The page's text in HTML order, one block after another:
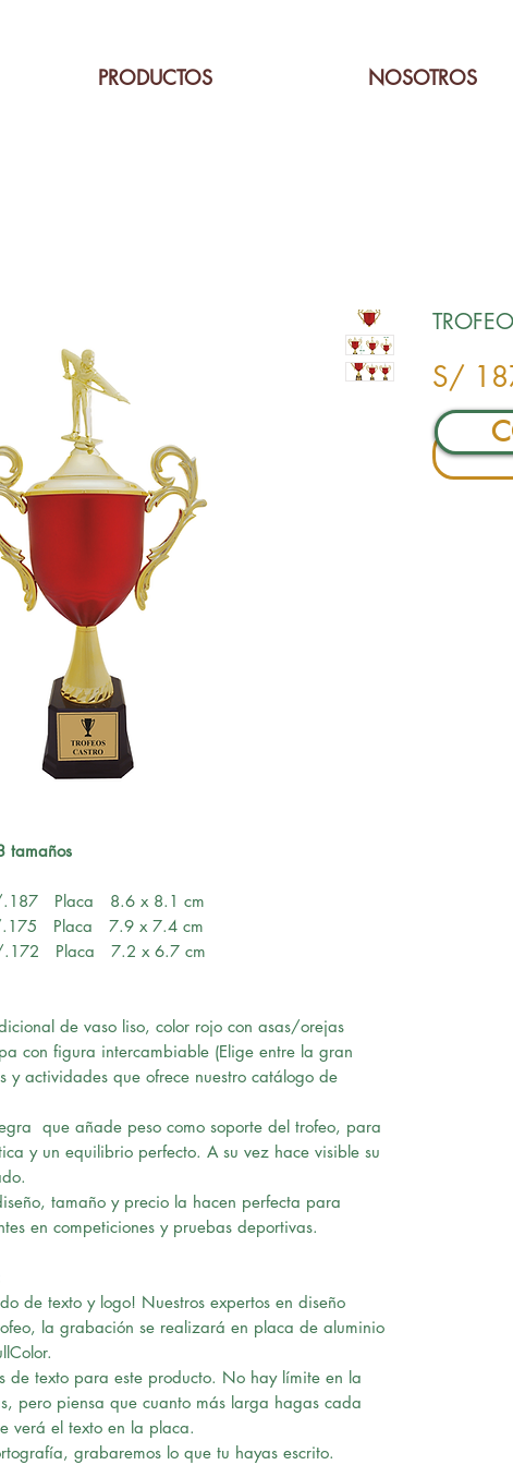
PRODUCTOS NOSOTROS
tamaños
Placa 8.6 x 8.1 cm
Placa 7.9 x 7.4 cm
Placa 7.2 x 6.7 cm
de vaso liso, color rojo con asas/orejas
con figura intercambiable (Elige entre la gran
y actividades que ofrece nuestro catálogo de
que añade peso como soporte del trofeo, para
y un equilibrio perfecto. A su vez hace visible su
tamaño y precio la hacen perfecta para
en competiciones y pruebas deportivas.
de texto y logo! Nuestros expertos en diseño
la grabación se realizará en placa de aluminio
de texto para este producto. No hay límite en la
pero piensa que cuanto más larga hagas cada
verá el texto en la placa.
grabaremos lo que tu hayas escrito.
S/